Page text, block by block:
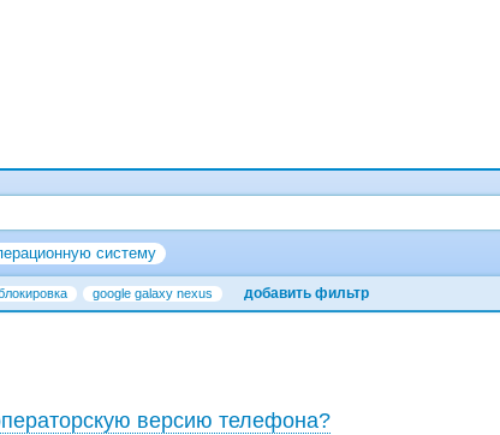
систему
google galaxy nexus добавить фильтр
версию телефона?